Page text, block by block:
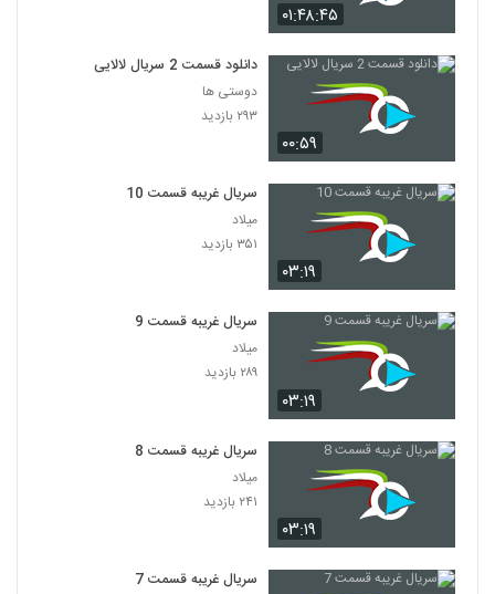
۰۱:۴۸:۴۵
۰۰:۵۹
دانلود قسمت 2 سریال لالایی
دوستی ها
۲۹۳ بازدید
۰۳:۱۹
سریال غریبه قسمت 10
میلاد
۳۵۱ بازدید
۰۳:۱۹
سریال غریبه قسمت 9
میلاد
۲۸۹ بازدید
۰۳:۱۹
سریال غریبه قسمت 8
میلاد
۲۴۱ بازدید
سریال غریبه قسمت 7